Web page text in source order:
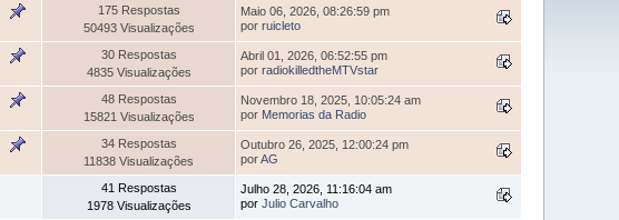
175 Respostas
50493 Visualizações
Maio 06, 2026, 08:26:59 pm
porruicleto
30 Respostas
4835 Visualizações
Abril 01, 2026, 06:52:55 pm
porradiokilledtheMTVstar
48 Respostas
15821 Visualizações
Novembro 18, 2025, 10:05:24 am
por Memorias da Radio
34 Respostas
11838 Visualizações
Outubro 26, 2025, 12:00:24 pm
porAG
41 Respostas
1978 Visualizações
Julho 28, 2026, 11:16:04 am
porJulio Carvalho